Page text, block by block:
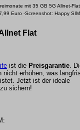
mit 35 GB 5G Allnet-Flat
Euro -Screenshot: Happy SIM
Flat
ist die Preisgarantie .
nicht erhöhen, was
Jetzt ist der ideale
zu sichern!